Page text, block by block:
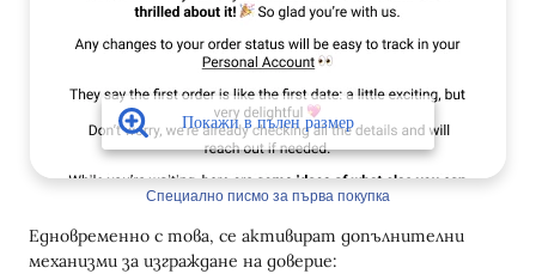
Специално писмо за първа покупка
Едновременно с това, се активират допълнителни
механизми за изграждане на доверие: